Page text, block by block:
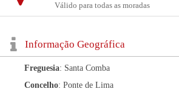
Válido para todas as moradas
Informação Geográfica
Freguesia: Santa Comba
Concelho: Ponte de Lima